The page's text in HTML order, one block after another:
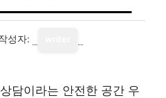
성자:
담이라는 안전한 공간 우